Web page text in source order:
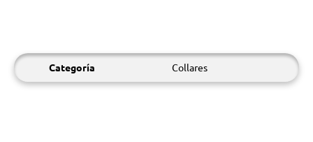
Categoría Collares